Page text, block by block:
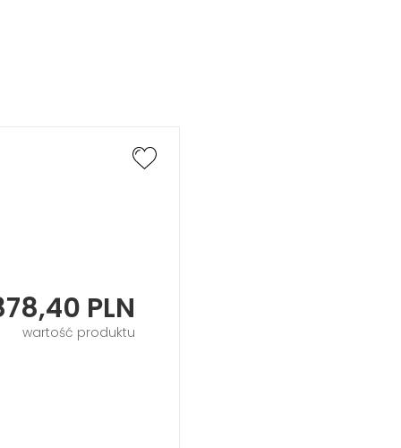
PLN
wartość produktu